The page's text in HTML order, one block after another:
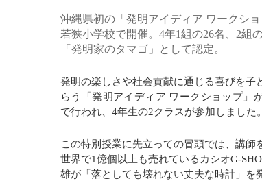
沖縄県初の「発明アイディア ワークシ
若狭小学校で開催。4年1組の26名、2組
「発明家のタマゴ」として認定。
発明の楽しさや社会貢献に通じる喜びを子
らう「発明アイディア ワークショップ」
で行われ、4年生の2クラスが参加しました。
この特別授業に先立っての冒頭では、講師
世界で1億個以上も売れているカシオG-
雄が「落としても壊れない丈夫な時計」を